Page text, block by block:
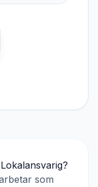
Lokalansvarig?
som